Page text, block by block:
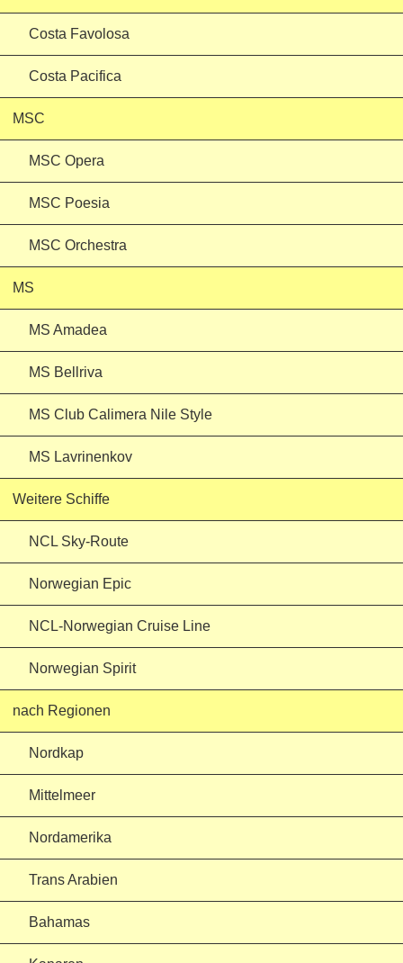
Costa Favolosa
Costa Pacifica
MSC
MSC Opera
MSC Poesia
MSC Orchestra
MS
MS Amadea
MS Bellriva
MS Club Calimera Nile Style
MS Lavrinenkov
Weitere Schiffe
NCL Sky-Route
Norwegian Epic
NCL-Norwegian Cruise Line
Norwegian Spirit
nach Regionen
Nordkap
Mittelmeer
Nordamerika
Trans Arabien
Bahamas